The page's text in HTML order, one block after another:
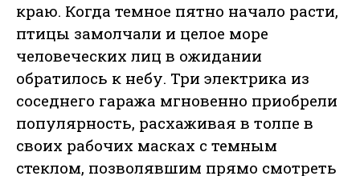
краю. Когда темное пятно начало расти,
птицы замолчали и целое море
человеческих лиц в ожидании
обратилось к небу. Три электрика из
соседнего гаража мгновенно приобрели
популярность, расхаживая в толпе в
своих рабочих масках с темным
стеклом, позволявшим прямо смотреть